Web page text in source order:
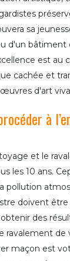
sa
d'un bâtiment
est au
cachée et
d'art
à
et le
les 10 ans.
pollution
doivent
des
ravalement de
maçon est